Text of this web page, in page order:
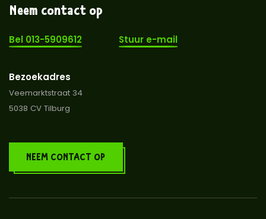
Neem contact op
Bel 013-5909612 Stuur e-mail
Bezoekadres
Veemarktstraat 34
5038 CV Tilburg
NEEM CONTACT OP